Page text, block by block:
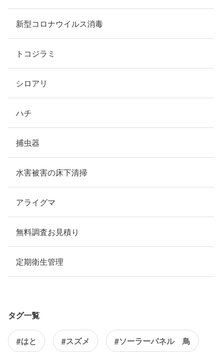
新型コロナウイルス消毒
トコジラミ
シロアリ
ハチ
捕虫器
水害被害の床下清掃
アライグマ
無料調査お見積り
定期衛生管理
タグ一覧
#はと #スズメ #ソーラーパネル 鳥